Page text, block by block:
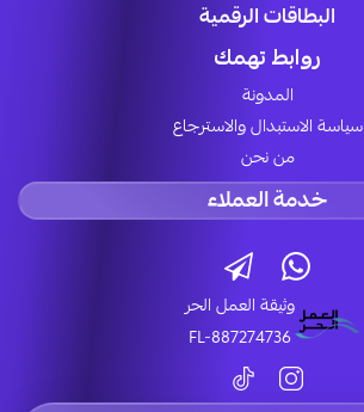
البطاقات الرقمية
روابط تهمك
المدونة
سياسة الاستبدال والاسترجاع
من نحن
خدمة العملاء
وثيقة العمل الحر
FL-887274736